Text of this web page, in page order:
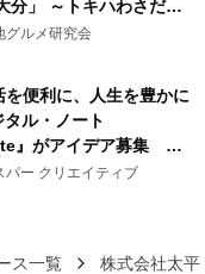
分」 ～トキハわさだタ
～31日まで11日間限定
グルメ研究会
を便利に、人生を豊かに
ル・ノート
』がアイデア募集 優
年間無償試用
パー クリエイティブ
ス一覧 株式会社太平